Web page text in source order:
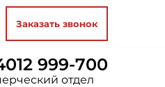
Заказать звонок
999-700
отдел